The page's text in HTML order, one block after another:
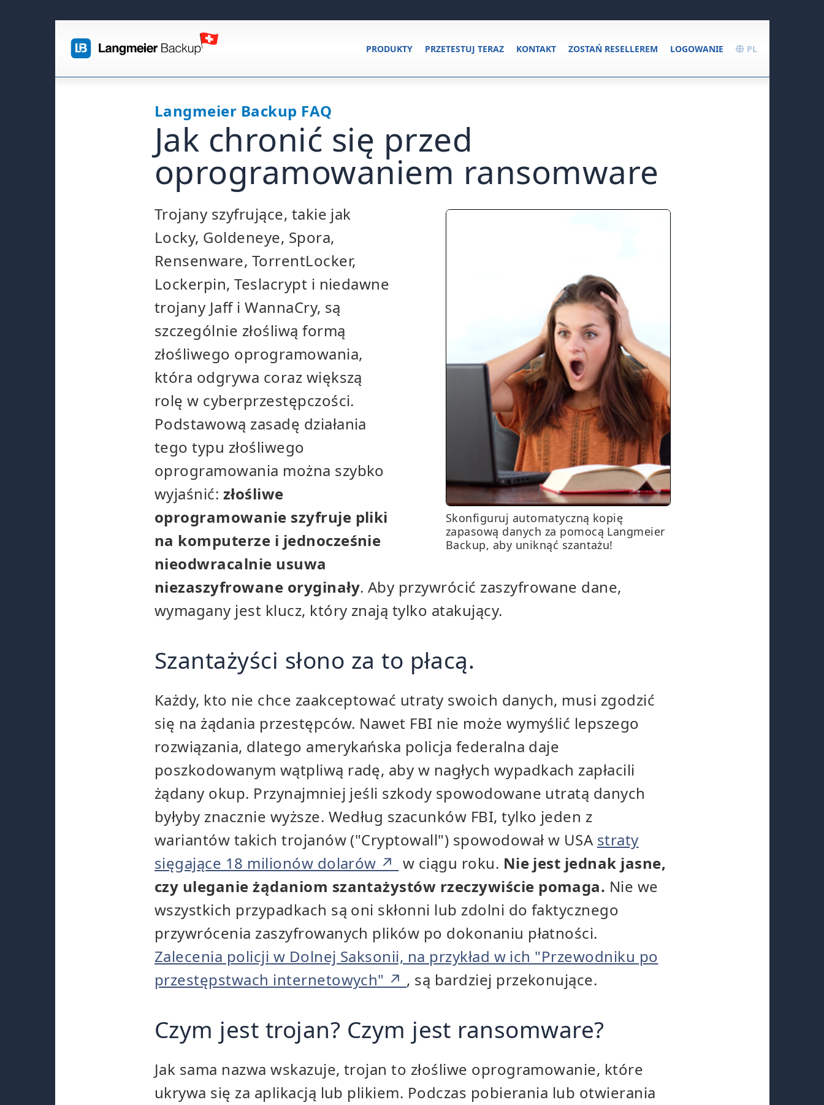
PL
LOGOWANIE
ZOSTAŃ RESELLEREM
KONTAKT
PRZETESTUJ TERAZ
PRODUKTY
Langmeier Backup FAQ
Jak chronić się przed
oprogramowaniem ransomware
Skonfiguruj automatyczną kopię
zapasową danych za pomocą Langmeier
Backup, aby uniknąć szantażu!
Trojany szyfrujące, takie jak
Locky, Goldeneye, Spora,
Rensenware, TorrentLocker,
Lockerpin, Teslacrypt i niedawne
trojany Jaff i WannaCry, są
szczególnie złośliwą formą
złośliwego oprogramowania,
która odgrywa coraz większą
rolę w cyberprzestępczości.
Podstawową zasadę działania
tego typu złośliwego
oprogramowania można szybko
wyjaśnić: złośliwe
oprogramowanie szyfruje pliki
na komputerze i jednocześnie
nieodwracalnie usuwa
niezaszyfrowane oryginały. Aby przywrócić zaszyfrowane dane,
wymagany jest klucz, który znają tylko atakujący.
Szantażyści słono za to płacą.
Każdy, kto nie chce zaakceptować utraty swoich danych, musi zgodzić
się na żądania przestępców. Nawet FBI nie może wymyślić lepszego
rozwiązania, dlatego amerykańska policja federalna daje
poszkodowanym wątpliwą radę, aby w nagłych wypadkach zapłacili
żądany okup. Przynajmniej jeśli szkody spowodowane utratą danych
byłyby znacznie wyższe. Według szacunków FBI, tylko jeden z
wariantów takich trojanów ("Cryptowall") spowodował w USA straty
sięgające 18 milionów dolarów
w ciągu roku. Nie jest jednak jasne,
czy uleganie żądaniom szantażystów rzeczywiście pomaga. Nie we
wszystkich przypadkach są oni skłonni lub zdolni do faktycznego
przywrócenia zaszyfrowanych plików po dokonaniu płatności.
Zalecenia policji w Dolnej Saksonii, na przykład w ich "Przewodniku po
przestępstwach internetowych"
, są bardziej przekonujące.
Czym jest trojan? Czym jest ransomware?
Jak sama nazwa wskazuje, trojan to złośliwe oprogramowanie, które
ukrywa się za aplikacją lub plikiem. Podczas pobierania lub otwierania